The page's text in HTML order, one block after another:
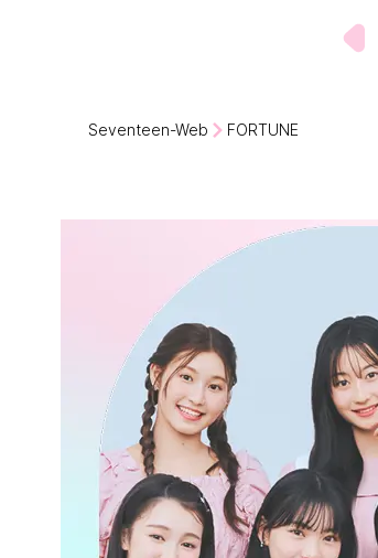
Seventeen-Web FORTUNE